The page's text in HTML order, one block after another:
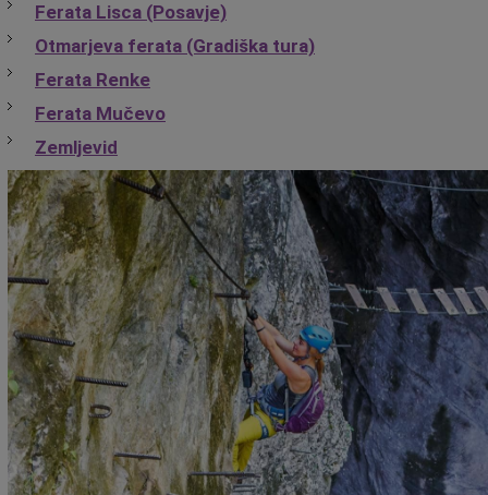
Ferata Lisca (Posavje)
Otmarjeva ferata (Gradiška tura)
Ferata Renke
Ferata Mučevo
Zemljevid